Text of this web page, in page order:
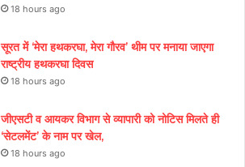
18 hours ago
सूरत में ‘मेरा हथकरघा, मेरा गौरव’ थीम पर मनाया जाएगा
राष्ट्रीय हथकरघा दिवस
18 hours ago
जीएसटी व आयकर विभाग से व्यापारी को नोटिस मिलते ही
‘सेटलमेंट’ के नाम पर खेल,
18 hours ago